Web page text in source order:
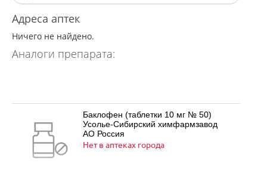
Адреса аптек
Ничего не найдено.
Аналоги препарата:
Баклофен (таблетки 10 мг № 50)
Усолье-Сибирский химфармзавод
АО Россия
Нет в аптеках города